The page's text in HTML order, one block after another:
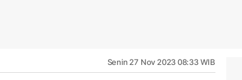
Senin 27 Nov 2023 08:33 WIB